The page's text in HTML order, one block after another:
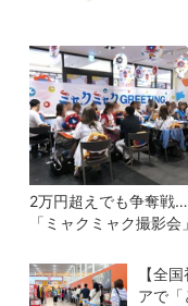
2万円超えでも争奪戦
「ミャクミャク撮影会
国からファン集結、参
聞いた「それでも会い
由」
【全
アで「